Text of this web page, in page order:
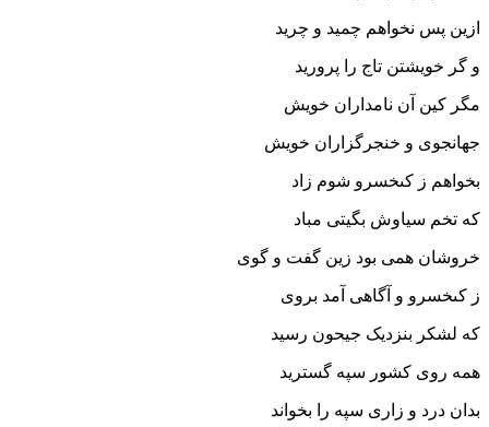
ازین پس نخواهم چمید و چرید
و گر خویشتن تاج را پرورید
مگر کین آن نامداران خویش
جهانجوى و خنجرگزاران خویش‏
بخواهم ز کى‏خسرو شوم زاد
که تخم سیاوش بگیتى مباد
خروشان همى بود زین گفت و گوى
ز کى‏خسرو و آگاهى آمد بروى‏
که لشکر بنزدیک جیحون رسید
همه روى کشور سپه گسترید
بدان درد و زارى سپه را بخواند